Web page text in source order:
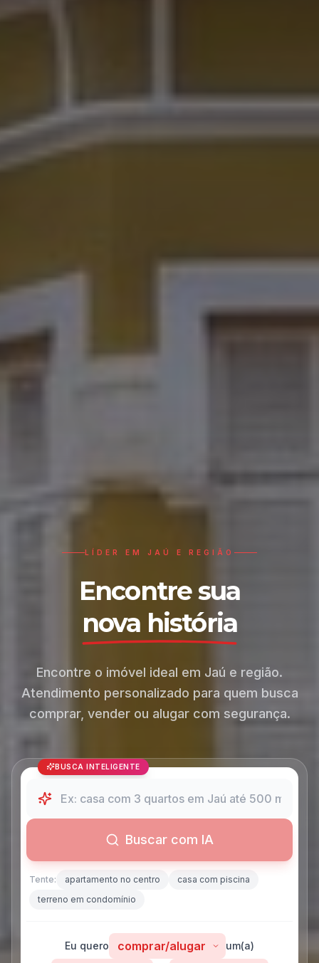
LÍDER EM JAÚ E REGIÃO
Encontre sua
nova história
Encontre o imóvel ideal em Jaú e região.
Atendimento personalizado para quem busca
comprar, vender ou alugar com segurança.
BUSCA INTELIGENTE
Buscar com IA
Tente: apartamento no centro
casa com piscina
terreno em condomínio
Eu quero um(a)